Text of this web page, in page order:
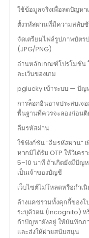
ใช้ข้อมูลจริงเพื่อลดปัญหา
ตั้งรหัสผ่านที่มีความสลับ
จัดเตรียมไฟล์รูปภาพบัต
(JPG/PNG)
อ่านหลักเกณฑ์โปรโมชั่น
ละเว้นของเกม
pglucky เข้าระบบ — ปัญ
การล็อกอินอาจประสบเ
พื้นฐานที่ควรจะลองก่อนติ
ลืมรหัสผ่าน
ใช้ฟังก์ชัน “ลืมรหัสผ่าน”
หากมิได้รับ OTP ให้วิเคร
5–10 นาที ถ้าเกิดยังมีปั
เป็นเจ้าของบัญชี
เว็บไซต์ไม่โหลดหรือกำเ
ล้างแคชรวมทั้งคุกกี้ของโ
ระบุตัวตน (Incognito)
ถ้าปัญหายังอยู่ ให้บันทึกภ
และส่งให้ฝ่ายสนับสนุน